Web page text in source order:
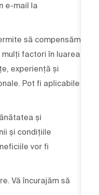
e-mail la
să compensăm
factori în luarea
experiență și
Pot fi aplicabile
și
și condițiile
vor fi
Vă încurajăm să